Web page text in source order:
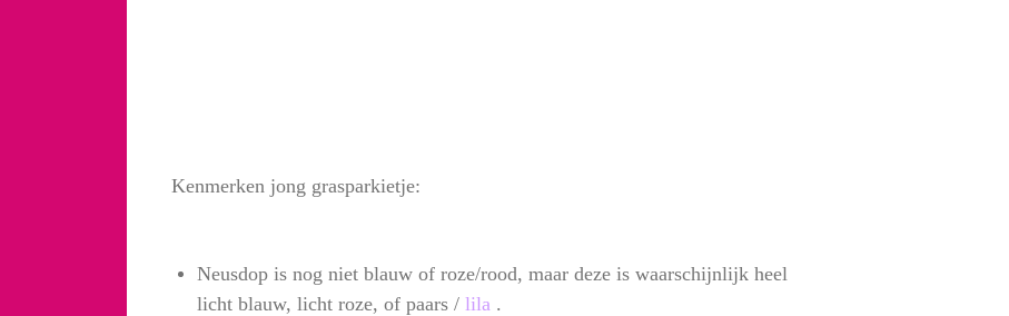
Kenmerken jong grasparkietje:
Neusdop is nog niet blauw of roze/rood, maar deze is waarschijnlijk heel
licht blauw, licht roze, of paars / lila .